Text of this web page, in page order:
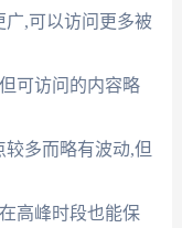
广,可以访问更多被
可访问的内容略
较多而略有波动,但
高峰时段也能保